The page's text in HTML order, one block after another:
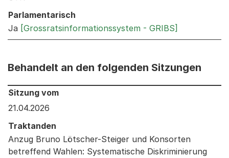
Parlamentarisch
Ja [Grossratsinformationssystem - GRIBS]
Behandelt an den folgenden Sitzungen
Behandelt an den folgenden Sitzungen: Informationen
Sitzung vom
21.04.2026
Traktanden
Anzug Bruno Lötscher-Steiger und Konsorten
betreffend Wahlen: Systematische Diskriminierung